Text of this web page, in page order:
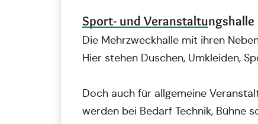
Sport- und Veranstaltungshalle
Die Mehrzweckhalle mit ihren
Hier stehen Duschen, Umkleiden,
Doch auch für allgemeine
werden bei Bedarf Technik, Bühne